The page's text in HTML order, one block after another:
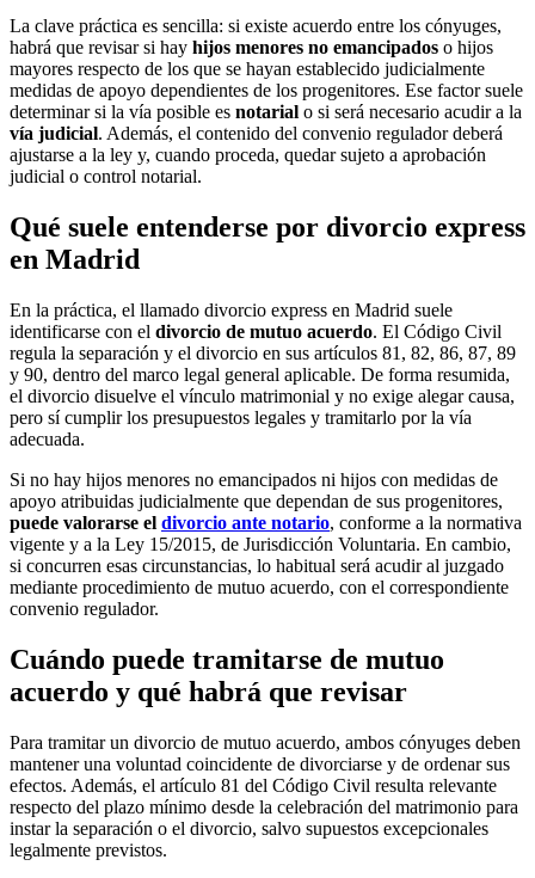
La clave práctica es sencilla: si existe acuerdo entre los cónyuges,
habrá que revisar si hay hijos menores no emancipados o hijos
mayores respecto de los que se hayan establecido judicialmente
medidas de apoyo dependientes de los progenitores. Ese factor suele
determinar si la vía posible es notarial o si será necesario acudir a la
vía judicial. Además, el contenido del convenio regulador deberá
ajustarse a la ley y, cuando proceda, quedar sujeto a aprobación
judicial o control notarial.
Qué suele entenderse por divorcio express
en Madrid
En la práctica, el llamado divorcio express en Madrid suele
identificarse con el divorcio de mutuo acuerdo. El Código Civil
regula la separación y el divorcio en sus artículos 81, 82, 86, 87, 89
y 90, dentro del marco legal general aplicable. De forma resumida,
el divorcio disuelve el vínculo matrimonial y no exige alegar causa,
pero sí cumplir los presupuestos legales y tramitarlo por la vía
adecuada.
Si no hay hijos menores no emancipados ni hijos con medidas de
apoyo atribuidas judicialmente que dependan de sus progenitores,
puede valorarse el divorcio ante notario, conforme a la normativa
vigente y a la Ley 15/2015, de Jurisdicción Voluntaria. En cambio,
si concurren esas circunstancias, lo habitual será acudir al juzgado
mediante procedimiento de mutuo acuerdo, con el correspondiente
convenio regulador.
Cuándo puede tramitarse de mutuo
acuerdo y qué habrá que revisar
Para tramitar un divorcio de mutuo acuerdo, ambos cónyuges deben
mantener una voluntad coincidente de divorciarse y de ordenar sus
efectos. Además, el artículo 81 del Código Civil resulta relevante
respecto del plazo mínimo desde la celebración del matrimonio para
instar la separación o el divorcio, salvo supuestos excepcionales
legalmente previstos.